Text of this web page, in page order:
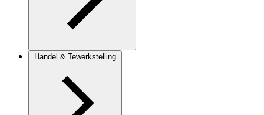
Handel & Tewerkstelling